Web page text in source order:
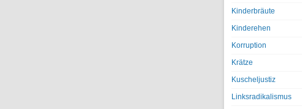
Kinderbräute
Kinderehen
Korruption
Krätze
Kuscheljustiz
Linksradikalismus